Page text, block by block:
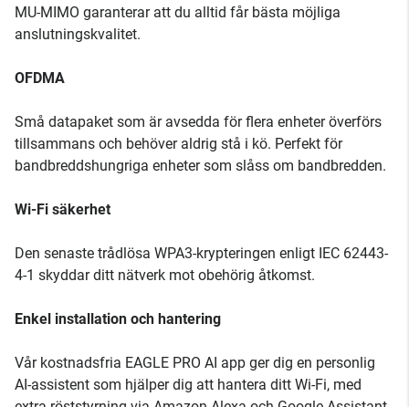
MU-MIMO garanterar att du alltid får bästa möjliga
anslutningskvalitet.
OFDMA
Små datapaket som är avsedda för flera enheter överförs
tillsammans och behöver aldrig stå i kö. Perfekt för
bandbreddshungriga enheter som slåss om bandbredden.
Wi-Fi säkerhet
Den senaste trådlösa WPA3-krypteringen enligt IEC 62443-
4-1 skyddar ditt nätverk mot obehörig åtkomst.
Enkel installation och hantering
Vår kostnadsfria EAGLE PRO AI app ger dig en personlig
AI-assistent som hjälper dig att hantera ditt Wi-Fi, med